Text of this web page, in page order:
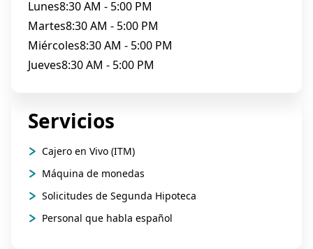
Lunes8:30 AM - 5:00 PM
Martes8:30 AM - 5:00 PM
Miércoles8:30 AM - 5:00 PM
Jueves8:30 AM - 5:00 PM
Servicios
Cajero en Vivo (ITM)
Máquina de monedas
Solicitudes de Segunda Hipoteca
Personal que habla español